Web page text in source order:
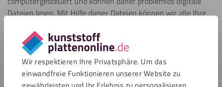
Wir respektieren Ihre Privatsphäre. Um das
einwandfreie Funktionieren unserer Website zu
Dateien lesen. Mit Hilfe dieser Dateien können wir alle Ihre
Kante Ihrer Kunststoffplatte hat nach dem Fräsen einen
weißen Schleier. Es können auch Bearbeitungsspuren im
Material entstehen. Wir sorgen dafür bei kunststoff fräsen
dass die Kanten der bearbeiteten Platten gratfrei sind.
Dadurch bleiben keine scharfen Kanten mehr auf der Platte